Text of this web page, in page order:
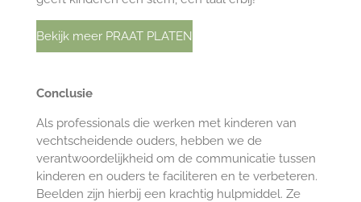
Bekijk meer PRAAT PLATEN
Conclusie
Als professionals die werken met kinderen van
vechtscheidende ouders, hebben we de
verantwoordelijkheid om de communicatie tussen
kinderen en ouders te faciliteren en te verbeteren.
Beelden zijn hierbij een krachtig hulpmiddel. Ze